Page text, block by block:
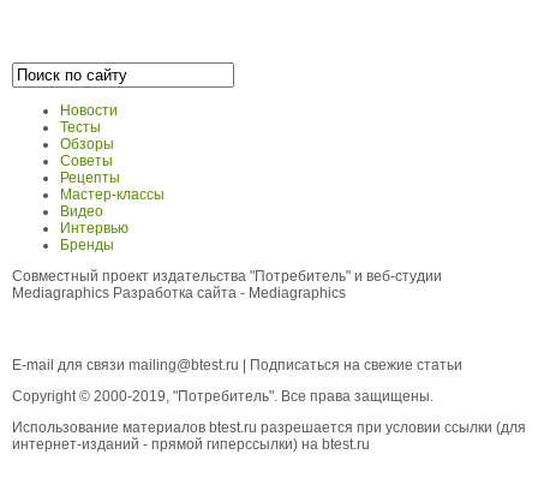
Новости
Тесты
Обзоры
Советы
Рецепты
Мастер-классы
Видео
Интервью
Бренды
Совместный проект издательства "Потребитель" и веб-студии
Mediagraphics Разработка сайта - Mediagraphics
E-mail для связи mailing@btest.ru | Подписаться на свежие статьи
Copyright © 2000-2019, "Потребитель". Все права защищены.
Использование материалов btest.ru разрешается при условии ссылки (для
интернет-изданий - прямой гиперссылки) на btest.ru